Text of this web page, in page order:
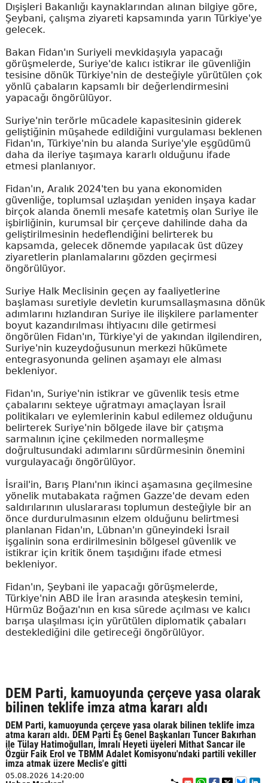
Dışişleri Bakanlığı kaynaklarından alınan bilgiye göre,
Şeybani, çalışma ziyareti kapsamında yarın Türkiye'ye
gelecek.
Bakan Fidan'ın Suriyeli mevkidaşıyla yapacağı
görüşmelerde, Suriye'de kalıcı istikrar ile güvenliğin
tesisine dönük Türkiye'nin de desteğiyle yürütülen çok
yönlü çabaların kapsamlı bir değerlendirmesini
yapacağı öngörülüyor.
Suriye'nin terörle mücadele kapasitesinin giderek
geliştiğinin müşahede edildiğini vurgulaması beklenen
Fidan'ın, Türkiye'nin bu alanda Suriye'yle eşgüdümü
daha da ileriye taşımaya kararlı olduğunu ifade
etmesi planlanıyor.
Fidan'ın, Aralık 2024'ten bu yana ekonomiden
güvenliğe, toplumsal uzlaşıdan yeniden inşaya kadar
birçok alanda önemli mesafe katetmiş olan Suriye ile
işbirliğinin, kurumsal bir çerçeve dahilinde daha da
geliştirilmesinin hedeflendiğini belirterek bu
kapsamda, gelecek dönemde yapılacak üst düzey
ziyaretlerin planlamalarını gözden geçirmesi
öngörülüyor.
Suriye Halk Meclisinin geçen ay faaliyetlerine
başlaması suretiyle devletin kurumsallaşmasına dönük
adımlarını hızlandıran Suriye ile ilişkilere parlamenter
boyut kazandırılması ihtiyacını dile getirmesi
öngörülen Fidan'ın, Türkiye'yi de yakından ilgilendiren,
Suriye'nin kuzeydoğusunun merkezi hükümete
entegrasyonunda gelinen aşamayı ele alması
bekleniyor.
Fidan'ın, Suriye'nin istikrar ve güvenlik tesis etme
çabalarını sekteye uğratmayı amaçlayan İsrail
politikaları ve eylemlerinin kabul edilemez olduğunu
belirterek Suriye'nin bölgede ilave bir çatışma
sarmalının içine çekilmeden normalleşme
doğrultusundaki adımlarını sürdürmesinin önemini
vurgulayacağı öngörülüyor.
İsrail'in, Barış Planı'nın ikinci aşamasına geçilmesine
yönelik mutabakata rağmen Gazze'de devam eden
saldırılarının uluslararası toplumun desteğiyle bir an
önce durdurulmasının elzem olduğunu belirtmesi
planlanan Fidan'ın, Lübnan'ın güneyindeki İsrail
işgalinin sona erdirilmesinin bölgesel güvenlik ve
istikrar için kritik önem taşıdığını ifade etmesi
bekleniyor.
Fidan'ın, Şeybani ile yapacağı görüşmelerde,
Türkiye'nin ABD ile İran arasında ateşkesin temini,
Hürmüz Boğazı'nın en kısa sürede açılması ve kalıcı
barışa ulaşılması için yürütülen diplomatik çabaları
desteklediğini dile getireceği öngörülüyor.
DEM Parti, kamuoyunda çerçeve yasa olarak
bilinen teklife imza atma kararı aldı
DEM Parti, kamuoyunda çerçeve yasa olarak bilinen teklife imza
atma kararı aldı. DEM Parti Eş Genel Başkanları Tuncer Bakırhan
ile Tülay Hatimoğulları, İmralı Heyeti üyeleri Mithat Sancar ile
Özgür Faik Erol ve TBMM Adalet Komisyonu'ndaki partili vekiller
imza atmak üzere Meclis'e gitti
05.08.2026 14:20:00